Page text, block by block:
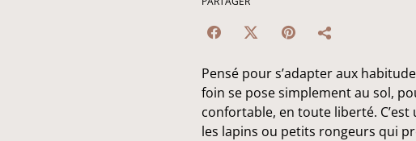
Pensé pour s’adapter aux
foin se pose simplement au sol,
confortable, en toute liberté.
les lapins ou petits rongeurs qui